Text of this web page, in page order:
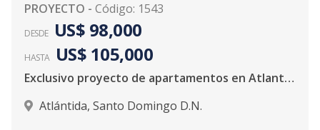
PROYECTO - Código: 1543
DESDE US$ 98,000
HASTA US$ 105,000
Exclusivo proyecto de apartamentos en Atlantida
Atlántida, Santo Domingo D.N.